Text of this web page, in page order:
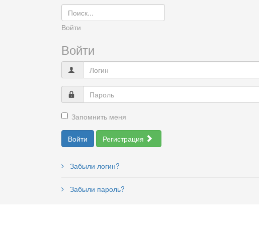
Войти
Войти
Запомнить меня
Войти Регистрация
Забыли логин?
Забыли пароль?